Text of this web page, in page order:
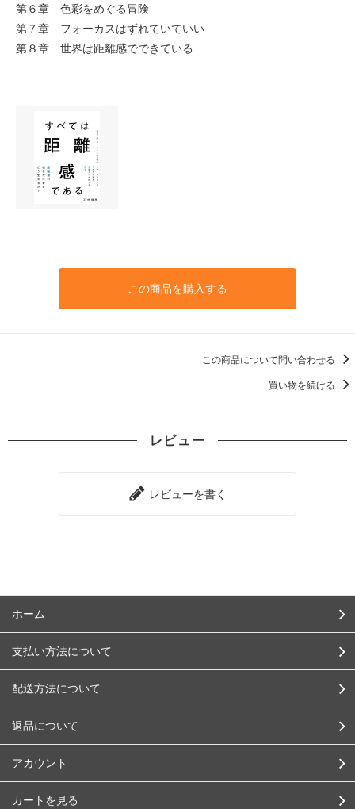
第６章 色彩をめぐる冒険
第７章 フォーカスはずれていていい
第８章 世界は距離感でできている
この商品を購入する
この商品について問い合わせる
買い物を続ける
レビュー
レビューを書く
ホーム
支払い方法について
配送方法について
返品について
アカウント
カートを見る